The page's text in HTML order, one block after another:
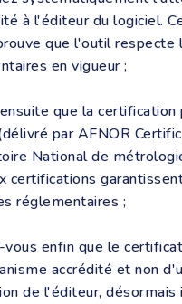
à l'éditeur du logiciel.
que l'outil respecte
en vigueur ;
que la
par AFNOR
National de
certifications
réglementaires ;
vous enfin que le
accrédité et non
de l'éditeur,